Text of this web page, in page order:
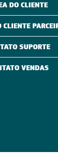
DO CLIENTE
CLIENTE
SUPORTE
VENDAS